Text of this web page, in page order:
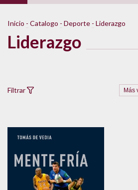
Inicio - Catalogo - Deporte - Liderazgo
Liderazgo
Filtrar